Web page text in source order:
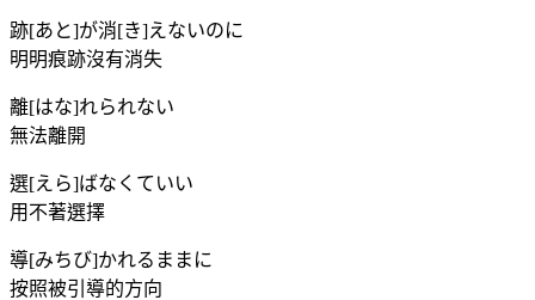
跡[あと]が消[き]えないのに
明明痕跡沒有消失
離[はな]れられない
無法離開
選[えら]ばなくていい
用不著選擇
導[みちび]かれるままに
按照被引導的方向